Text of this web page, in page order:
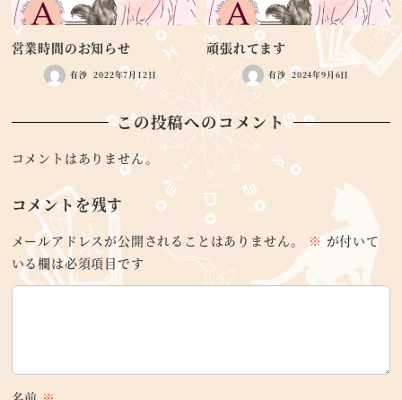
営業時間のお知らせ
有沙 2022年7月12日
頑張れてます
有沙 2024年9月6日
この投稿へのコメント
コメントはありません。
コメントを残す
メールアドレスが公開されることはありません。 ※が付いて
いる欄は必須項目です